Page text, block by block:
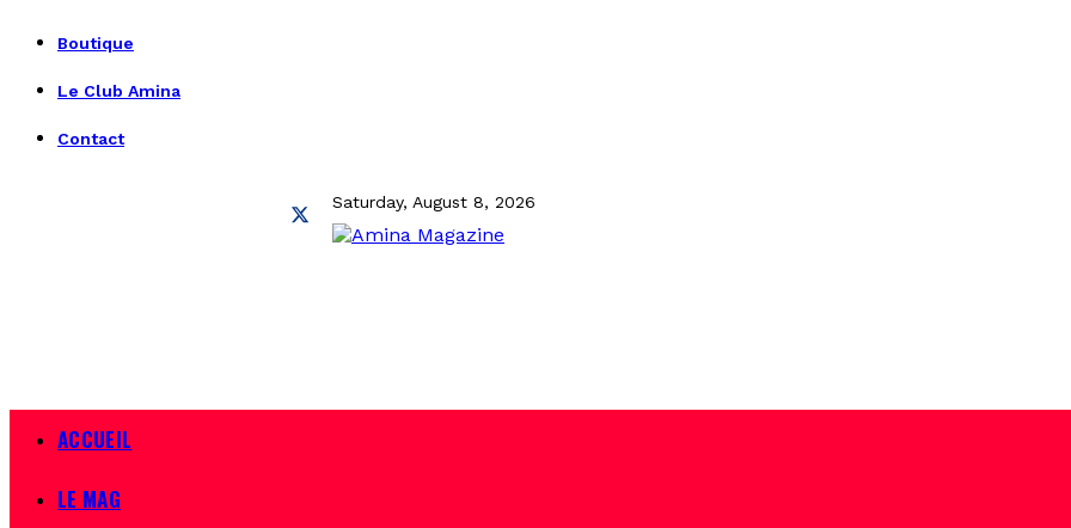
Boutique
Le Club Amina
Contact
Saturday, August 8, 2026
ACCUEIL
LE MAG